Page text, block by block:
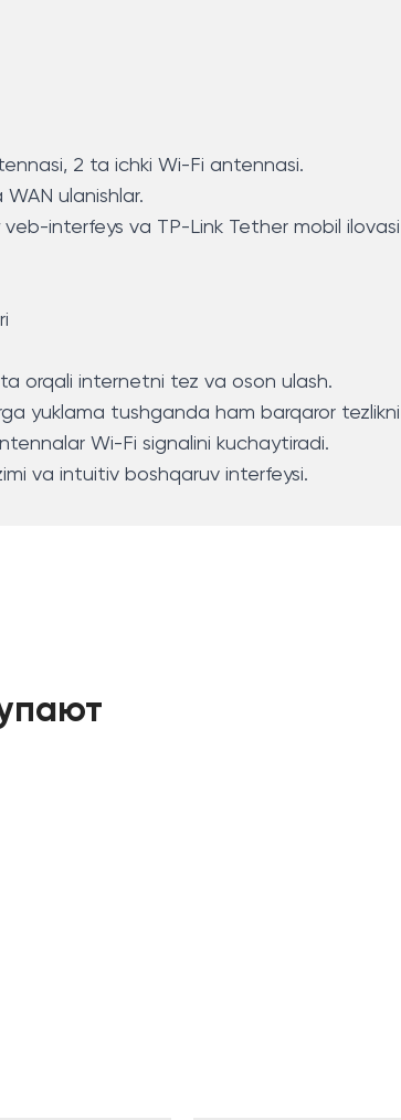
2 ta ichki Wi-Fi antennasi.
ulanishlar.
interfeys va TP-Link Tether mobil
orqali internetni tez va oson ulash.
yuklama tushganda ham barqaror tezlikni
Wi-Fi signalini kuchaytiradi.
va intuitiv boshqaruv interfeysi.